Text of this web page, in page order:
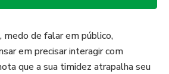
de falar em público,
em precisar interagir com
que a sua timidez atrapalha seu